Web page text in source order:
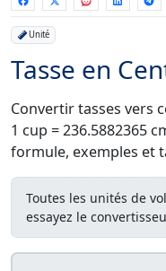
Unité
Tasse en
Convertir tasses vers
1 cup = 236.5882365
formule, exemples et
Toutes les unités de
essayez le